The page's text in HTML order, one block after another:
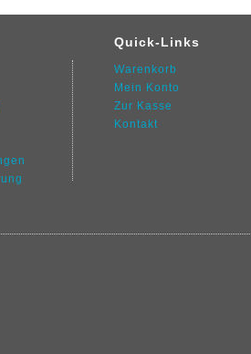
Quick-Links
Warenkorb
Mein Konto
Zur Kasse
Kontakt